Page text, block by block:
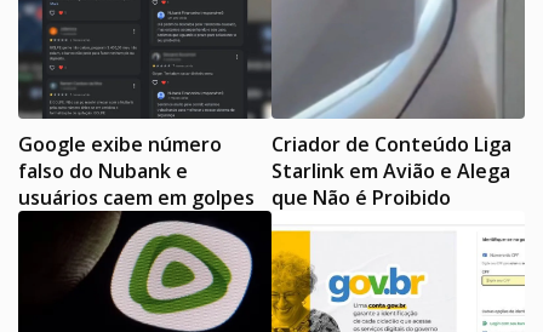
Google exibe número
falso do Nubank e
usuários caem em golpes
Criador de Conteúdo Liga
Starlink em Avião e Alega
que Não é Proibido